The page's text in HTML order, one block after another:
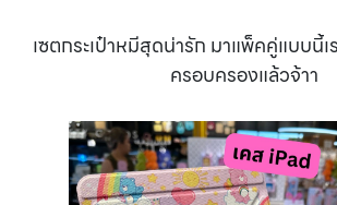
เซตกระเป๋าหมีสุดน่ารัก มาแพ็คคู่แบบนี้
ครอบครองแล้วจ้าา